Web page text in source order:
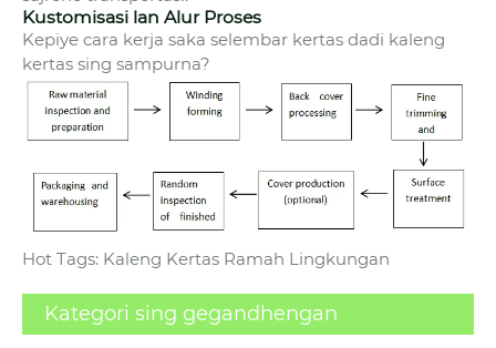
Kustomisasi lan Alur Proses
Kepiye cara kerja saka selembar kertas dadi kaleng
kertas sing sampurna?
Hot Tags: Kaleng Kertas Ramah Lingkungan
Kategori sing gegandhengan